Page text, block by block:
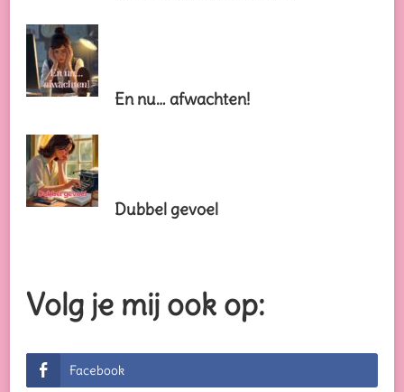
En nu… afwachten!
Dubbel gevoel
Volg je mij ook op:
Facebook